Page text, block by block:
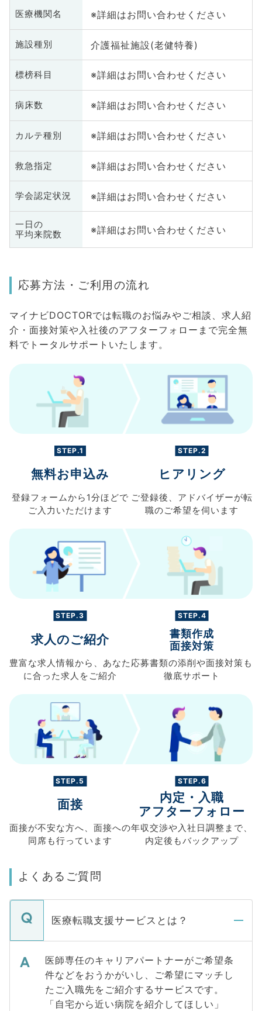
医療機関名 ※詳細はお問い合わせください
施設種別 介護福祉施設(老健特養)
標榜科目 ※詳細はお問い合わせください
病床数 ※詳細はお問い合わせください
カルテ種別 ※詳細はお問い合わせください
救急指定 ※詳細はお問い合わせください
学会認定状況 ※詳細はお問い合わせください
一日の
平均来院数
※詳細はお問い合わせください
応募方法・ご利用の流れ
マイナビDOCTORでは転職のお悩みやご相談、求人紹
介・面接対策や入社後のアフターフォローまで完全無
料でトータルサポートいたします。
STEP.1
無料お申込み
登録フォームから 1分ほどで
ご入力 いただけます
STEP.2
ヒアリング
ご登録後、 アドバイザーが転
職のご希望を伺います
STEP.3
求人のご紹介
豊富な求人情報から、 あなた
に合った求人を ご紹介
STEP.4
書類作成
面接対策
応募書類の添削や面接対策も
徹底サポート
STEP.5
面接
面接が不安な方へ、 面接への
同席も行っています
STEP.6
内定・入職
アフターフォロー
年収交渉や入社日調整まで、
内定後もバックアップ
よくあるご質問
医療転職支援サービスとは？
医師専任のキャリアパートナーがご希望条
件などをおうかがいし、ご希望にマッチし
たご入職先をご紹介するサービスです。
「自宅から近い病院を紹介してほしい」